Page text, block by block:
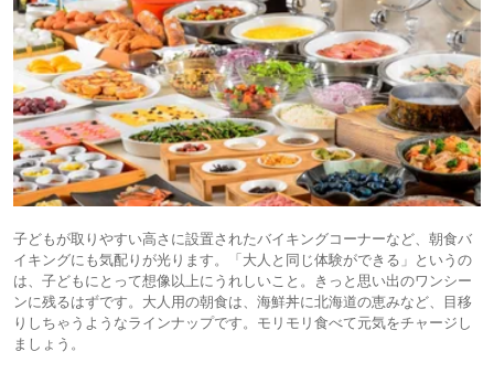
子どもが取りやすい高さに設置されたバイキングコーナーなど、朝食バ
イキングにも気配りが光ります。「大人と同じ体験ができる」というの
は、子どもにとって想像以上にうれしいこと。きっと思い出のワンシー
ンに残るはずです。大人用の朝食は、海鮮丼に北海道の恵みなど、目移
りしちゃうようなラインナップです。モリモリ食べて元気をチャージし
ましょう。